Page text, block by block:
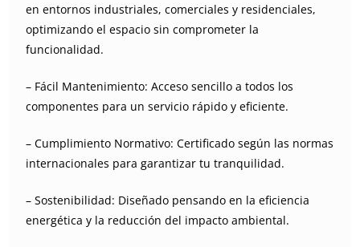
en entornos industriales, comerciales y residenciales,
optimizando el espacio sin comprometer la
funcionalidad.
– Fácil Mantenimiento: Acceso sencillo a todos los
componentes para un servicio rápido y eficiente.
– Cumplimiento Normativo: Certificado según las normas
internacionales para garantizar tu tranquilidad.
– Sostenibilidad: Diseñado pensando en la eficiencia
energética y la reducción del impacto ambiental.